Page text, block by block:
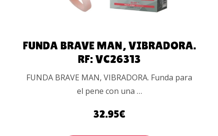
FUNDA BRAVE MAN, VIBRADORA.
RF: VC26313
FUNDA BRAVE MAN, VIBRADORA. Funda para
el pene con una …
32.95€